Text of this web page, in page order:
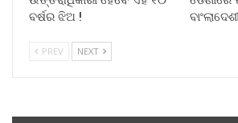
ବର୍ଷର ଝିଅ !
PREV NEXT